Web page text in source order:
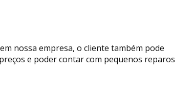
em nossa empresa, o cliente também pode
e poder contar com pequenos reparos